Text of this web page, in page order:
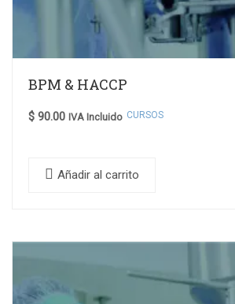
BPM & HACCP
$ 90.00 IVA Incluido CURSOS
Añadir al carrito